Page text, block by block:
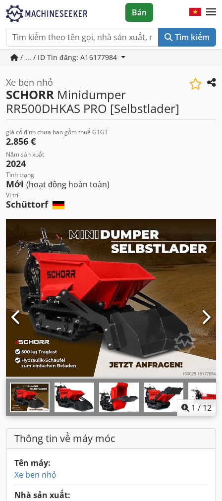
Tìm kiếm
Bán
/ ... / ID Tin đăng: A16177984
Xe ben nhỏ
SCHORR Minidumper
RR500DHKAS PRO [Selbstlader]
giá cố định chưa bao gồm thuế GTGT
2.856 €
Năm sản xuất
2024
Tình trạng
Mới (hoạt động hoàn toàn)
Vị trí
Schüttorf
1 /12
Thông tin về máy móc
Tên máy:
Xe ben nhỏ
Nhà sản xuất: